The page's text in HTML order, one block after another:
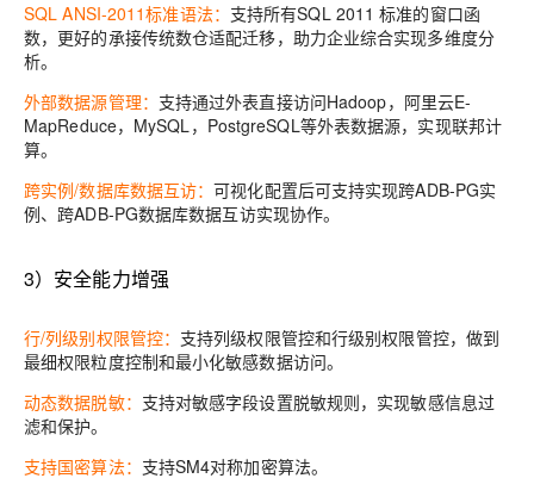
SQL ANSI-2011标准语法： 支持所有SQL 2011 标准的窗口函
数，更好的承接传统数仓适配迁移，助力企业综合实现多维度分
析。
外部数据源管理： 支持通过外表直接访问Hadoop，阿里云E-
MapReduce，MySQL，PostgreSQL等外表数据源，实现联邦计
算。
跨实例/数据库数据互访：可视化配置后可支持实现跨ADB-PG实
例、跨ADB-PG数据库数据互访实现协作。
3）安全能力增强
行/列级别权限管控： 支持列级权限管控和行级别权限管控，做到
最细权限粒度控制和最小化敏感数据访问。
动态数据脱敏： 支持对敏感字段设置脱敏规则，实现敏感信息过
滤和保护。
支持国密算法： 支持SM4对称加密算法。